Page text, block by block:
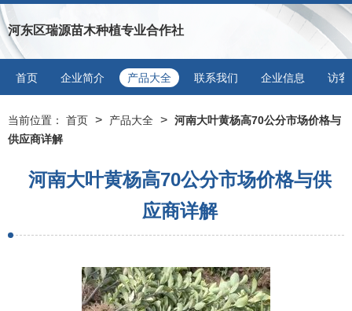
河东区瑞源苗木种植专业合作社
首页 企业简介 产品大全 联系我们 企业信息 访客
当前位置： 首页 > 产品大全 > 河南大叶黄杨高70公分市场价格与
供应商详解
河南大叶黄杨高70公分市场价格与供
应商详解